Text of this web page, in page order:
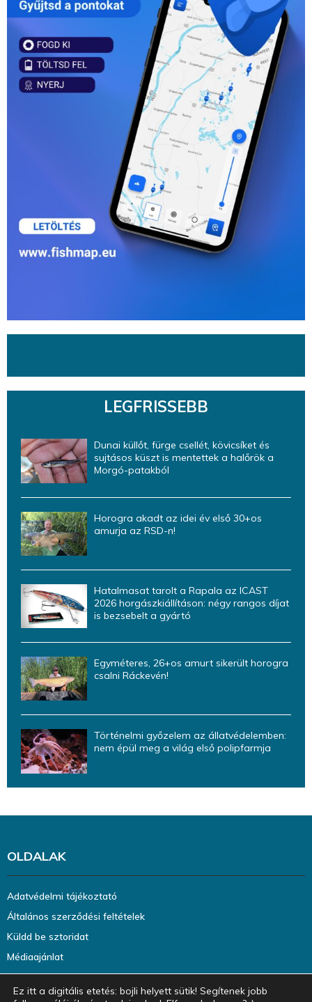
LEGFRISSEBB
Dunai küllőt, fürge csellét, kövicsíket és
sujtásos küszt is mentettek a halőrök a
Morgó-patakból
Horogra akadt az idei év első 30+os
amurja az RSD-n!
Hatalmasat tarolt a Rapala az ICAST
2026 horgászkiállításon: négy rangos díjat
is bezsebelt a gyártó
Egyméteres, 26+os amurt sikerült horogra
csalni Ráckevén!
Történelmi győzelem az állatvédelemben:
nem épül meg a világ első polipfarmja
OLDALAK
Adatvédelmi tájékoztató
Általános szerződési feltételek
Küldd be sztoridat
Médiaajánlat
Ez itt a digitális etetés: bojli helyett sütik! Segítenek jobb